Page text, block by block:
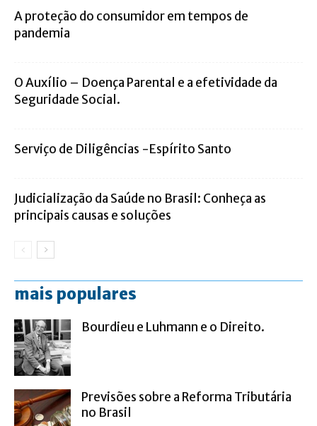
A proteção do consumidor em tempos de
pandemia
O Auxílio – Doença Parental e a efetividade da
Seguridade Social.
Serviço de Diligências -Espírito Santo
Judicialização da Saúde no Brasil: Conheça as
principais causas e soluções
mais populares
Bourdieu e Luhmann e o Direito.
Previsões sobre a Reforma Tributária
no Brasil